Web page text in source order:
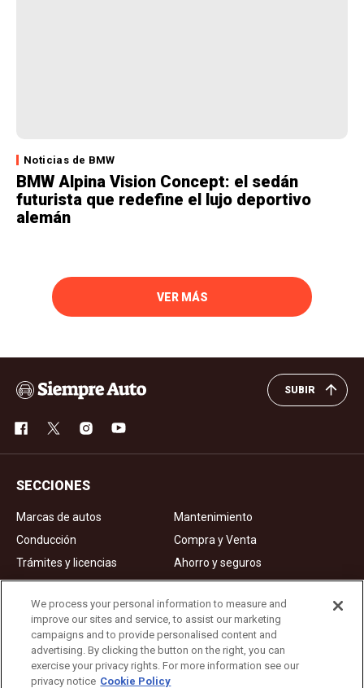
Noticias de BMW
BMW Alpina Vision Concept: el sedán
futurista que redefine el lujo deportivo
alemán
VER MÁS
SUBIR
SECCIONES
Marcas de autos
Mantenimiento
Conducción
Compra y Venta
Trámites y licencias
Ahorro y seguros
Noticias
Videos de autos
Ad Choices
About Us
We process your personal information to measure and
improve our sites and service, to assist our marketing
campaigns and to provide personalised content and
advertising. By clicking the button on the right, you can
exercise your privacy rights. For more information see our
privacy notice Cookie Policy